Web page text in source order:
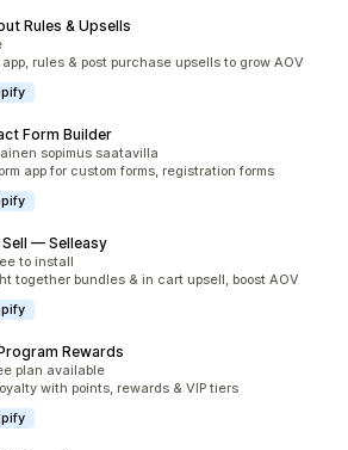
Rules & Upsells
rules & post purchase upsells to grow AOV
Form Builder
sopimus saatavilla
app for custom forms, registration forms
— Selleasy
yhteensä
to install
together bundles & in cart upsell, boost AOV
Rewards
plan available
with points, rewards & VIP tiers